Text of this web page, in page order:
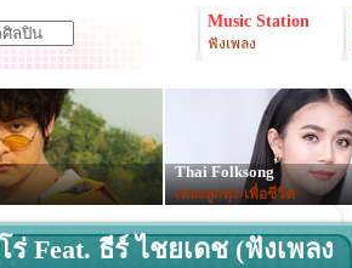
Music Station
ฟังเพลง
Thai Folksong
เพลงลูกทุ่ง-เพื่อชีวิต
Feat. ธีร์ ไชยเดช (ฟังเพลง